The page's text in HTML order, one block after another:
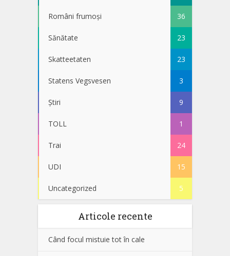
Români frumoși 36
Sănătate 23
Skatteetaten 23
Statens Vegsvesen 3
Știri 9
TOLL 1
Trai 24
UDI 15
Uncategorized 5
Articole recente
Când focul mistuie tot în cale